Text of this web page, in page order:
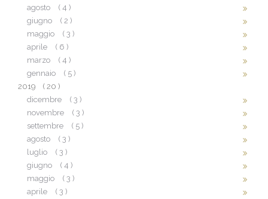
agosto
( 4 )
giugno
( 2 )
maggio
( 3 )
aprile
( 6 )
marzo
( 4 )
gennaio
( 5 )
2019
( 20 )
dicembre
( 3 )
novembre
( 3 )
settembre
( 5 )
agosto
( 3 )
luglio
( 3 )
giugno
( 4 )
maggio
( 3 )
aprile
( 3 )